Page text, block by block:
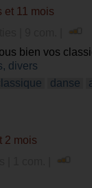
et 11 mois
bien vos
divers
danse
2 mois